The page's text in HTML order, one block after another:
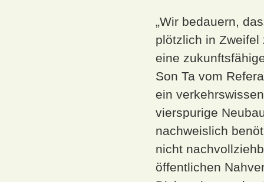
„Wir bedauern,
plötzlich in
eine
Son Ta vom
ein
vierspurige
nachweislich
nicht
öffentlichen